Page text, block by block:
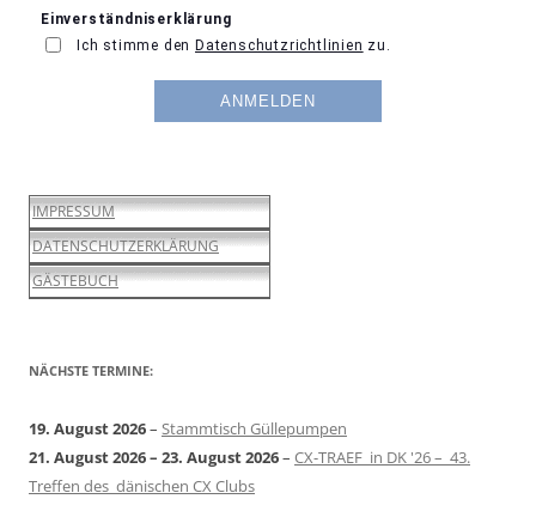
IMPRESSUM
DATENSCHUTZERKLÄRUNG
GÄSTEBUCH
NÄCHSTE TERMINE:
19. August 2026– Stammtisch Güllepumpen
21. August 2026– 23. August 2026– CX-TRAEF in DK '26 – 43.
Treffen des dänischen CX Clubs